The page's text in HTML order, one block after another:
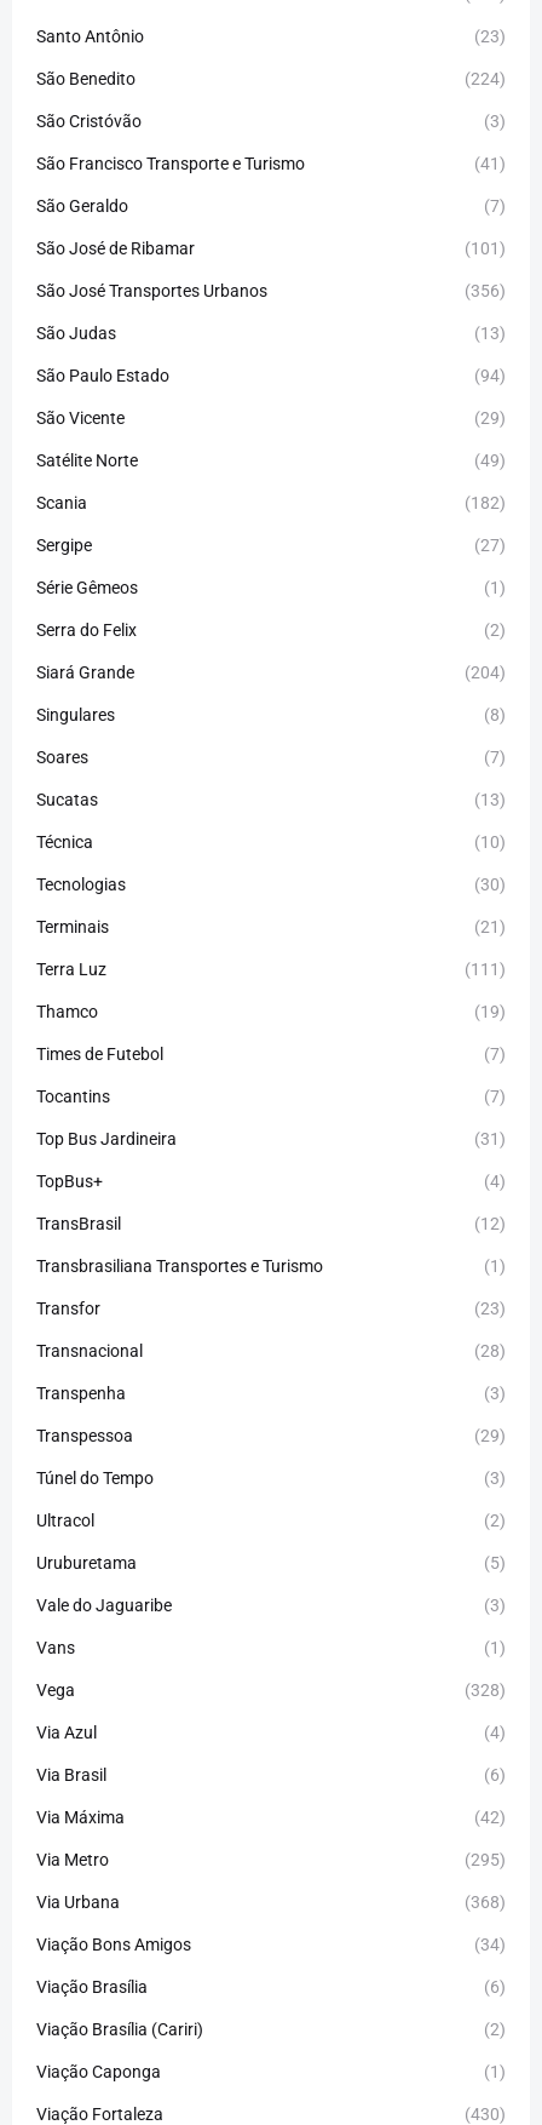
Santo Antônio (23)
São Benedito (224)
São Cristóvão (3)
São Francisco Transporte e Turismo (41)
São Geraldo (7)
São José de Ribamar (101)
São José Transportes Urbanos (356)
São Judas (13)
São Paulo Estado (94)
São Vicente (29)
Satélite Norte (49)
Scania (182)
Sergipe (27)
Série Gêmeos (1)
Serra do Felix (2)
Siará Grande (204)
Singulares (8)
Soares (7)
Sucatas (13)
Técnica (10)
Tecnologias (30)
Terminais (21)
Terra Luz (111)
Thamco (19)
Times de Futebol (7)
Tocantins (7)
Top Bus Jardineira (31)
TopBus+ (4)
TransBrasil (12)
Transbrasiliana Transportes e Turismo (1)
Transfor (23)
Transnacional (28)
Transpenha (3)
Transpessoa (29)
Túnel do Tempo (3)
Ultracol (2)
Uruburetama (5)
Vale do Jaguaribe (3)
Vans (1)
Vega (328)
Via Azul (4)
Via Brasil (6)
Via Máxima (42)
Via Metro (295)
Via Urbana (368)
Viação Bons Amigos (34)
Viação Brasília (6)
Viação Brasília (Cariri) (2)
Viação Caponga (1)
Viação Fortaleza (430)